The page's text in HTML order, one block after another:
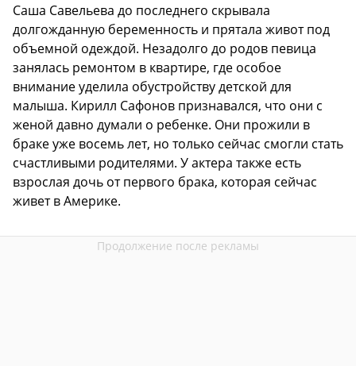
Саша Савельева до последнего скрывала
долгожданную беременность и прятала живот под
объемной одеждой. Незадолго до родов певица
занялась ремонтом в квартире, где особое
внимание уделила обустройству детской для
малыша. Кирилл Сафонов признавался, что они с
женой давно думали о ребенке. Они прожили в
браке уже восемь лет, но только сейчас смогли стать
счастливыми родителями. У актера также есть
взрослая дочь от первого брака, которая сейчас
живет в Америке.